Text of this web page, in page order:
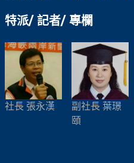
特派/ 記者/ 專欄
社長 張永漢
副社長 葉璟
頤